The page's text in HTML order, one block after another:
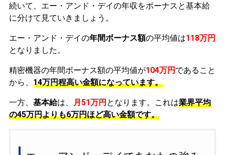
続いて、エー・アンド・デイの年収をボーナスと基本給
に分けて見ていきましょう。
エー・アンド・デイの年間ボーナス額の平均値は118万円
となりました。
精密機器の年間ボーナス額の平均値が104万円 であること
から、 14万円程高い金額になっています。
一方、 基本給は、 月51万円 となります。これは業界平均
の45万円よりも6万円ほど高い金額です。